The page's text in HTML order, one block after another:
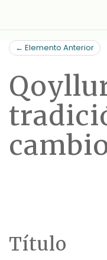
contenido
principal
← Elemento Anterior
Título